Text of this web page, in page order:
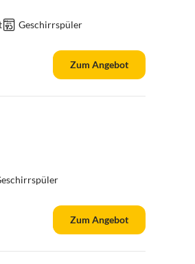
Geschirrspüler
Zum Angebot
Zum Angebot